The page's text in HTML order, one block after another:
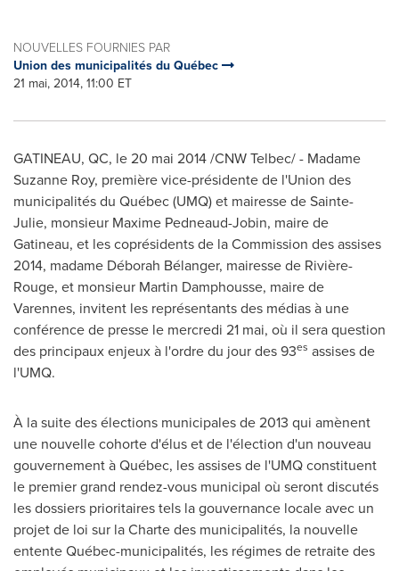
NOUVELLES FOURNIES PAR
Union des municipalités du Québec
21 mai, 2014, 11:00 ET
GATINEAU, QC, le 20 mai 2014 /CNW Telbec/ - Madame
Suzanne Roy, première vice-présidente de l'Union des
municipalités du Québec (UMQ) et mairesse deSainte-
Julie, monsieur Maxime Pedneaud-Jobin, maire de
Gatineau, et les coprésidents de la Commission des assises
2014, madame Déborah Bélanger, mairesse de Rivière-
Rouge, et monsieur Martin Damphousse, maire de
Varennes, invitent les représentants des médias à une
conférence de presse le mercredi 21 mai, où il sera question
des principaux enjeux à l'ordre du jour des 93es assises de
l'UMQ.
À la suite des élections municipales de 2013 qui amènent
une nouvelle cohorte d'élus et de l'élection d'un nouveau
gouvernement à Québec, les assises de l'UMQ constituent
le premier grand rendez-vous municipal où seront discutés
les dossiers prioritaires tels la gouvernance locale avec un
projet de loi sur la Charte des municipalités, la nouvelle
entente Québec-municipalités, les régimes de retraite des